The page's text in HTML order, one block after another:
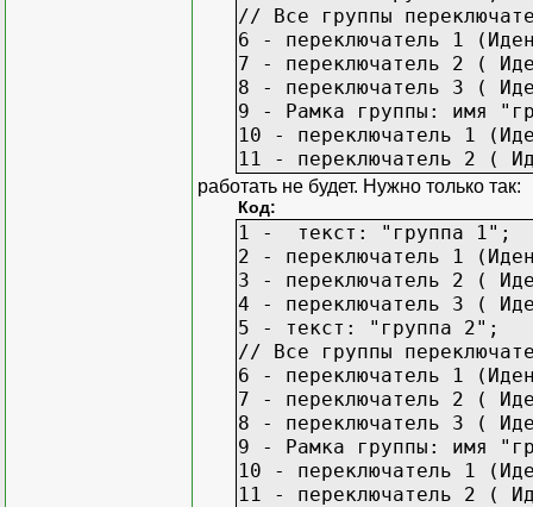
// Все группы
6 - переключатель 1
7 - переключатель 2 (
8 - переключатель 3 (
9 - Рамка группы: имя
10 - переключатель 1
11 - переключатель 2 (
работать не будет. Нужно только так:
Код:
1 - текст: "группа 1";
2 - переключатель 1
3 - переключатель 2 (
4 - переключатель 3 (
5 - текст: "группа 2";
// Все группы
6 - переключатель 1
7 - переключатель 2 (
8 - переключатель 3 (
9 - Рамка группы: имя
10 - переключатель 1
11 - переключатель 2 (